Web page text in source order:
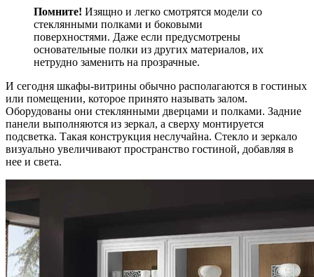
Помните! Изящно и легко смотрятся модели со
стеклянными полками и боковыми
поверхностями. Даже если предусмотрены
основательные полки из других материалов, их
нетрудно заменить на прозрачные.
И сегодня шкафы-витрины обычно располагаются в гостиных
или помещении, которое принято называть залом.
Оборудованы они стеклянными дверцами и полками. Задние
панели выполняются из зеркал, а сверху монтируется
подсветка. Такая конструкция неслучайна. Стекло и зеркало
визуально увеличивают пространство гостиной, добавляя в
нее и света.